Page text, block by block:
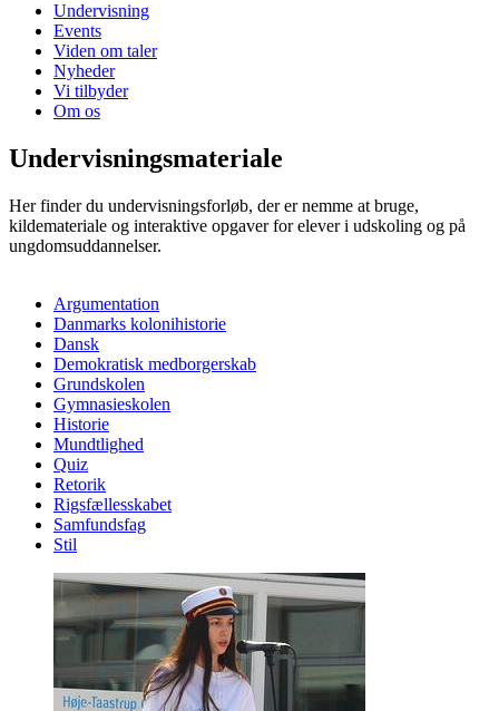
Undervisning
Events
Viden om taler
Nyheder
Vi tilbyder
Om os
Undervisningsmateriale
Her finder du undervisningsforløb, der er nemme at bruge,
kildemateriale og interaktive opgaver for elever i udskoling og på
ungdomsuddannelser.
Argumentation
Danmarks kolonihistorie
Dansk
Demokratisk medborgerskab
Grundskolen
Gymnasieskolen
Historie
Mundtlighed
Quiz
Retorik
Rigsfællesskabet
Samfundsfag
Stil